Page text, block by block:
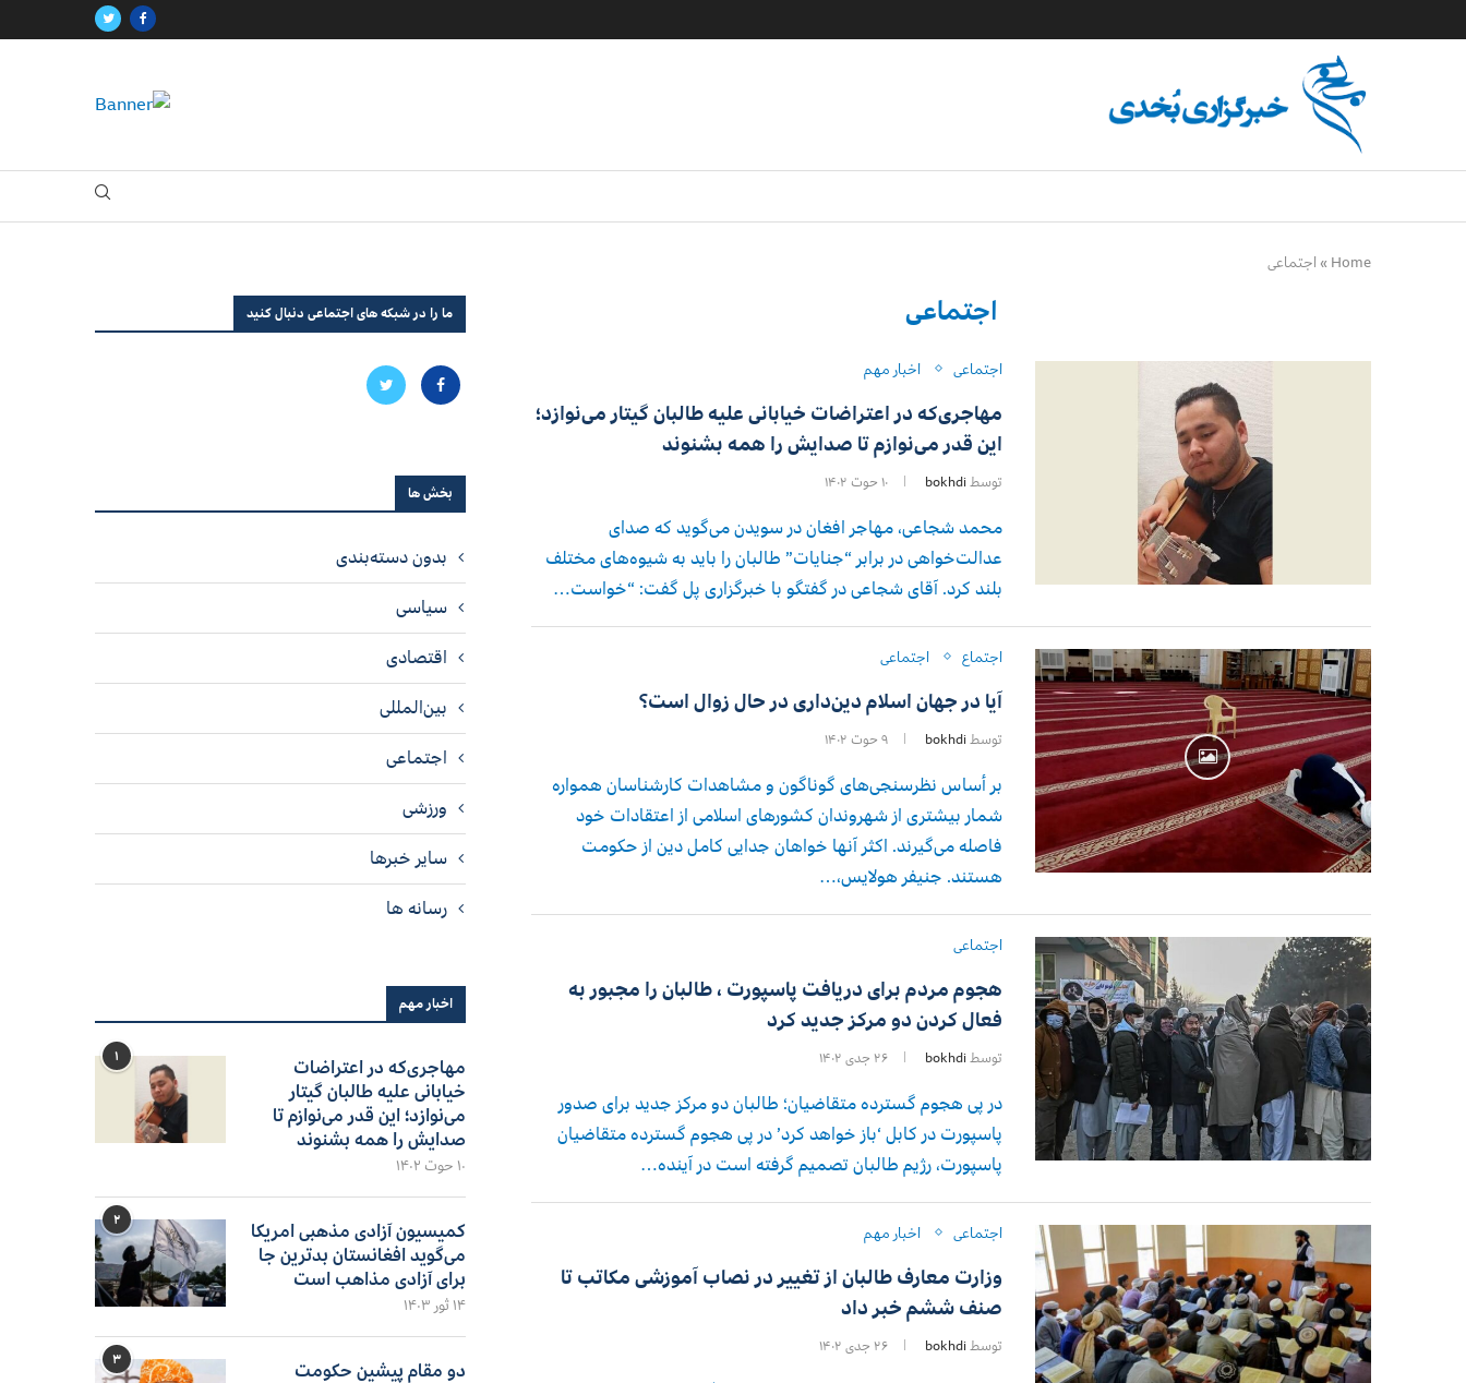
Home
» اجتماعی
اجتماعی
اجتماعی اخبار مهم
مهاجری‌که در اعتراضات خیابانی علیه طالبان گیتار می‌نوازد؛
این قدر می‌نوازم تا صدایش را همه بشنوند
توسط bokhdi ۱۰ حوت ۱۴۰۲
محمد شجاعی، مهاجر افغان در سویدن می‌گوید که صدای
عدالت‌خواهی در برابر “جنایات” طالبان را باید به شیوه‌های مختلف
بلند کرد. آقای شجاعی در گفتگو با خبرگزاری پل گفت: “خواست…
اجتماع اجتماعی
آیا در جهان اسلام دین‌داری در حال زوال است؟
توسط bokhdi ۹ حوت ۱۴۰۲
بر أساس نظرسنجی‌های گوناگون و مشاهدات کارشناسان همواره
شمار بیشتری از شهروندان کشورهای اسلامی از اعتقادات خود
فاصله می‌گیرند. اکثر آنها خواهان جدایی کامل دین از حکومت
هستند. جنیفر هولایس،…
اجتماعی
هجوم مردم برای دریافت پاسپورت ، طالبان را مجبور به
فعال کردن دو مرکز جدید کرد
توسط bokhdi ۲۶ جدی ۱۴۰۲
در پی هجوم گسترده متقاضیان؛ طالبان دو مرکز جدید برای صدور
پاسپورت در کابل ‘باز خواهد کرد’ در پی هجوم گسترده متقاضیان
پاسپورت، رژیم طالبان تصمیم گرفته است در آینده…
اجتماعی اخبار مهم
وزارت معارف طالبان از تغییر در نصاب آموزشی مکاتب تا
صنف ششم خبر داد
توسط bokhdi ۲۶ جدی ۱۴۰۲
ما را در شبکه های اجتماعی دنبال کنید
بخش ها
بدون دسته‌بندی
سیاسی
اقتصادی
بین‌المللی
اجتماعی
ورزشی
سایر خبرها
رسانه ها
اخبار مهم
۱
مهاجری‌که در اعتراضات
خیابانی علیه طالبان گیتار
می‌نوازد؛ این قدر می‌نوازم تا
صدایش را همه بشنوند
۱۰ حوت ۱۴۰۲
۲
کمیسیون آزادی مذهبی امریکا
می‌گوید افغانستان بدترین جا
برای آزادی مذاهب است
۱۴ ثور ۱۴۰۳
۳
دو مقام پیشین حکومت